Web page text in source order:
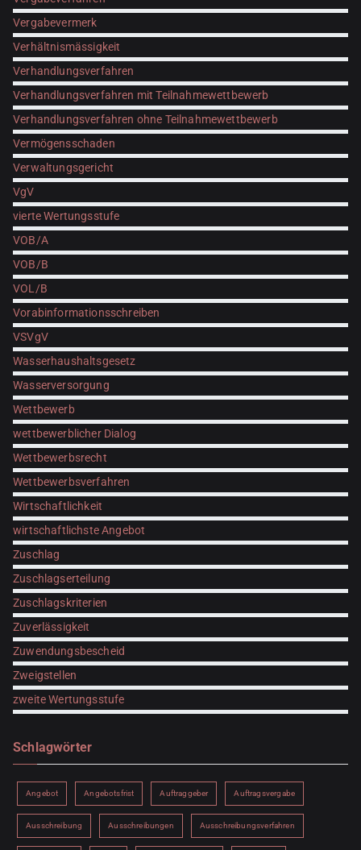
Vergabevermerk
Verhältnismässigkeit
Verhandlungsverfahren
Verhandlungsverfahren mit Teilnahmewettbewerb
Verhandlungsverfahren ohne Teilnahmewettbewerb
Vermögensschaden
Verwaltungsgericht
VgV
vierte Wertungsstufe
VOB/A
VOB/B
VOL/B
Vorabinformationsschreiben
VSVgV
Wasserhaushaltsgesetz
Wasserversorgung
Wettbewerb
wettbewerblicher Dialog
Wettbewerbsrecht
Wettbewerbsverfahren
Wirtschaftlichkeit
wirtschaftlichste Angebot
Zuschlag
Zuschlagserteilung
Zuschlagskriterien
Zuverlässigkeit
Zuwendungsbescheid
Zweigstellen
zweite Wertungsstufe
Schlagwörter
Angebot Angebotsfrist Auftraggeber Auftragsvergabe
Ausschreibung Ausschreibungen Ausschreibungsverfahren